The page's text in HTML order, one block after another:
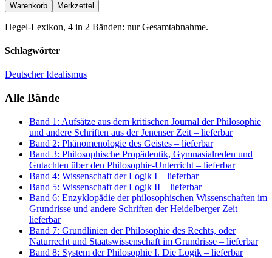
Hegel-Lexikon, 4 in 2 Bänden: nur Gesamtabnahme.
Schlagwörter
Deutscher Idealismus
Alle Bände
Band 1: Aufsätze aus dem kritischen Journal der Philosophie
und andere Schriften aus der Jenenser Zeit – lieferbar
Band 2: Phänomenologie des Geistes – lieferbar
Band 3: Philosophische Propädeutik, Gymnasialreden und
Gutachten über den Philosophie-Unterricht – lieferbar
Band 4: Wissenschaft der Logik I – lieferbar
Band 5: Wissenschaft der Logik II – lieferbar
Band 6: Enzyklopädie der philosophischen Wissenschaften im
Grundrisse und andere Schriften der Heidelberger Zeit –
lieferbar
Band 7: Grundlinien der Philosophie des Rechts, oder
Naturrecht und Staatswissenschaft im Grundrisse – lieferbar
Band 8: System der Philosophie I. Die Logik – lieferbar